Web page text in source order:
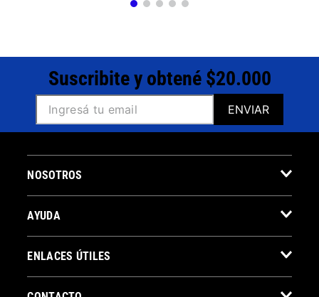
Suscribite y obtené $20.000
ENVIAR
NOSOTROS
AYUDA
ENLACES ÚTILES